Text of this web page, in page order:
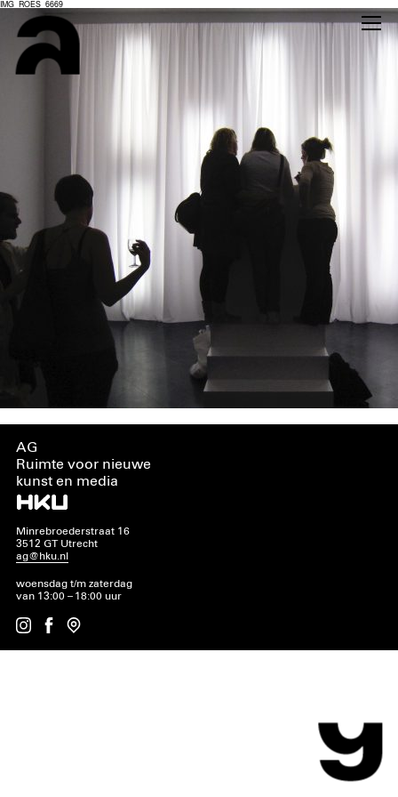
IMG_ROES_6669
AG
Ruimte voor nieuwe
kunst en media
Minrebroederstraat 16
3512 GT Utrecht
ag@hku.nl
woensdag t/m zaterdag
van 13:00 – 18:00 uur